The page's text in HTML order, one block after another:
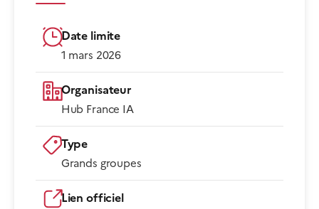
Date limite
1 mars 2026
Organisateur
Hub France IA
Type
Grands groupes
Lien officiel